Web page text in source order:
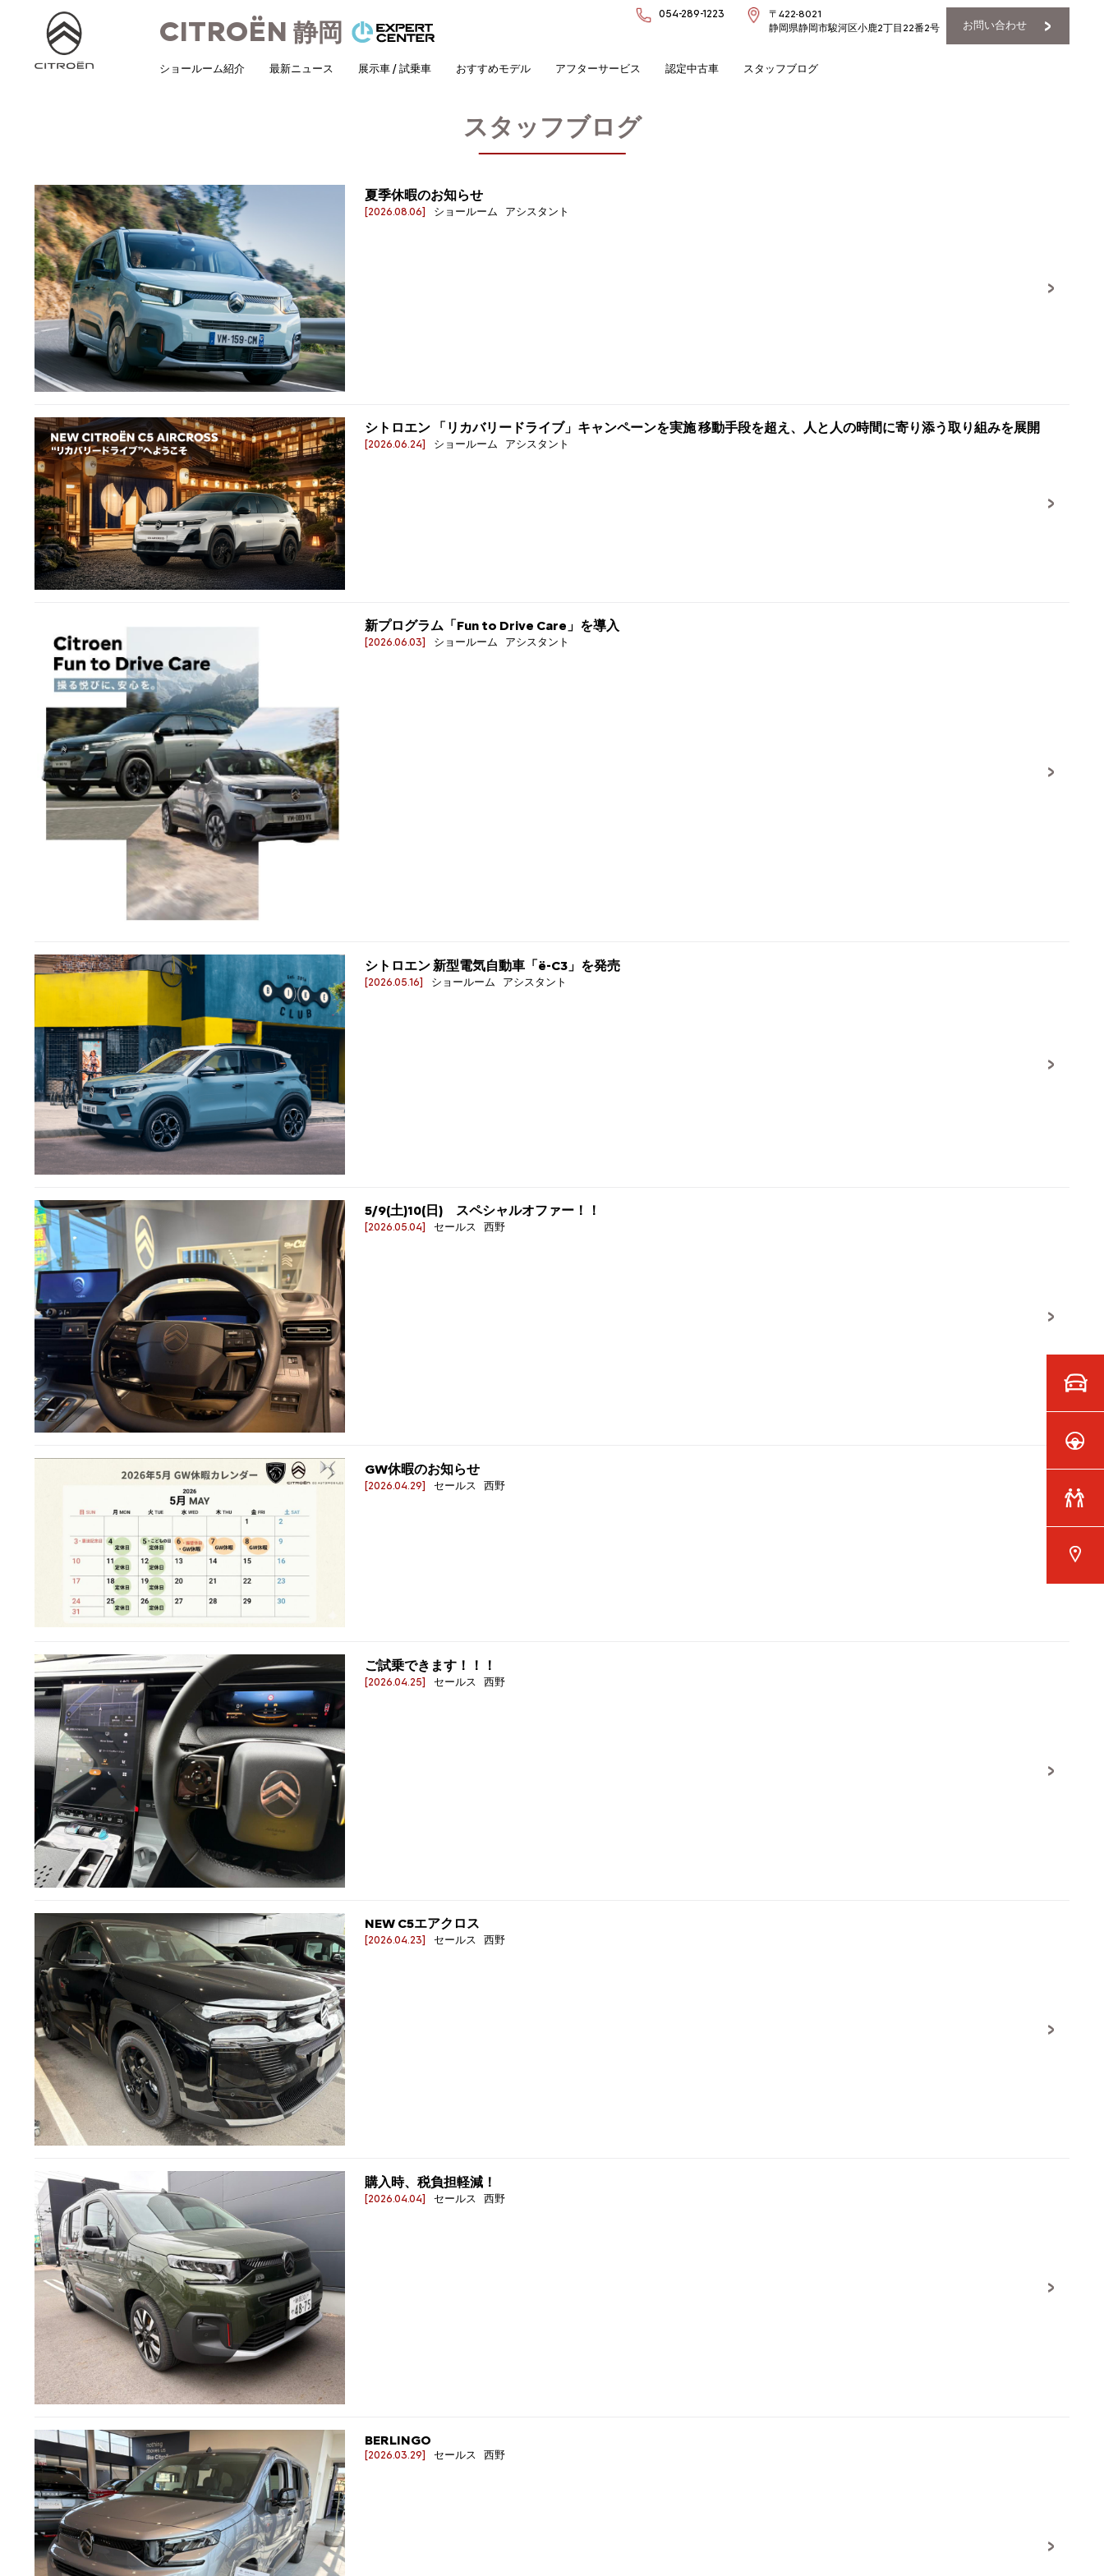
CITROËN 静岡
054-289-1223
〒422-8021
静岡県静岡市駿河区小鹿2丁目22番2号
お問い合わせ
ショールーム紹介 最新ニュース 展示車 / 試乗車 おすすめモデル アフターサービス 認定中古車 スタッフブログ
スタッフブログ
夏季休暇のお知らせ
[2026.08.06] ショールーム アシスタント
シトロエン 「リカバリードライブ」キャンペーンを実施 移動手段を超え、人と人の時間に寄り添う取り組みを展開
[2026.06.24] ショールーム アシスタント
新プログラム「Fun to Drive Care」を導入
[2026.06.03] ショールーム アシスタント
シトロエン 新型電気自動車「ë-C3」を発売
[2026.05.16] ショールーム アシスタント
5/9(土)10(日) スペシャルオファー！！
[2026.05.04] セールス 西野
GW休暇のお知らせ
[2026.04.29] セールス 西野
ご試乗できます！！！
[2026.04.25] セールス 西野
NEW C5エアクロス
[2026.04.23] セールス 西野
購入時、税負担軽減！
[2026.04.04] セールス 西野
BERLINGO
[2026.03.29] セールス 西野